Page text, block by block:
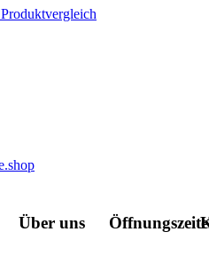
Produktvergleich
Über uns